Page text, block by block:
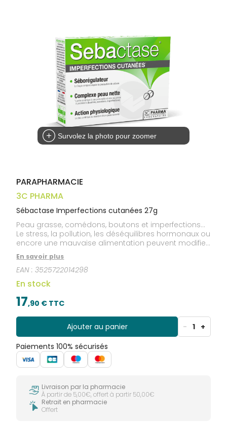
Homme
Solaire
Visage
Survolez la photo pour zoomer
PARAPHARMACIE
3C PHARMA
Sébactase Imperfections cutanées 27g
Peau grasse, comédons, boutons et imperfections…
Le stress, la pollution, les déséquilibres hormonaux ou
encore une mauvaise alimentation peuvent modifier
la sécrétion de sébum en le rendant plus abondant
et plus irritant. SEBACTASE® est un complexe exclusif,
composé de 15 ingrédients spécifiquement
sélectionnés, comme le Bugle Rampant qui régule la
sécrétion de sébum et l’Ortie qui contribue à une
peau nette.
En savoir plus
EAN :3525722014298
En stock
17,90 € TTC
Ajouter au panier - 1 +
Paiements 100% sécurisés
Livraison par la pharmacie
À partir de 5,00€, offert à partir 50,00€
Retrait en pharmacie
Offert